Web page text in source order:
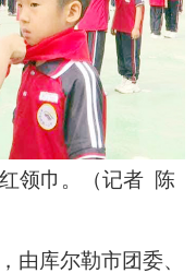
领巾。（记者 陈
由库尔勒市团委、